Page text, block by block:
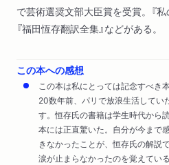
で芸術選奨文部大臣賞を受賞。『私
『福田恆存翻訳全集』などがある。
この本への感想
この本は私にとっては記念すべき
20数年前、パリで放浪生活してい
す。恒存氏の書籍は学生時代から
本には正直驚いた。自分が今まで
きなかったことが、恒存氏の解説
涙が止まらなかったのを覚えてい